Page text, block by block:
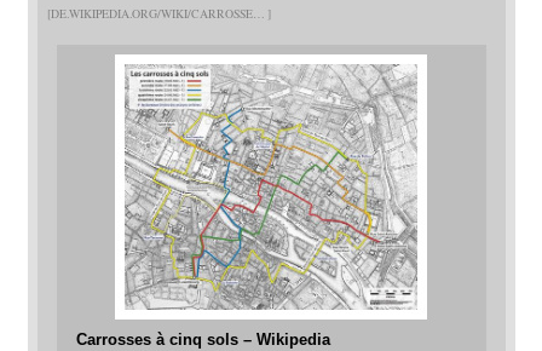
DE.WIKIPEDIA.ORG/WIKI/CARROSSE
Carrosses à cinq sols – Wikipedia